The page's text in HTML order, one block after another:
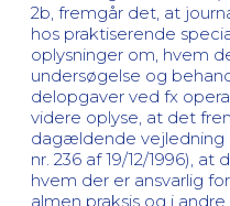
2b, fremgår det, at
hos praktiserende
oplysninger om, hvem
undersøgelse og
delopgaver ved fx
videre oplyse, at det
dagældende vejledning
nr. 236 af 19/12/1996),
hvem der er ansvarlig
almen praksis og i